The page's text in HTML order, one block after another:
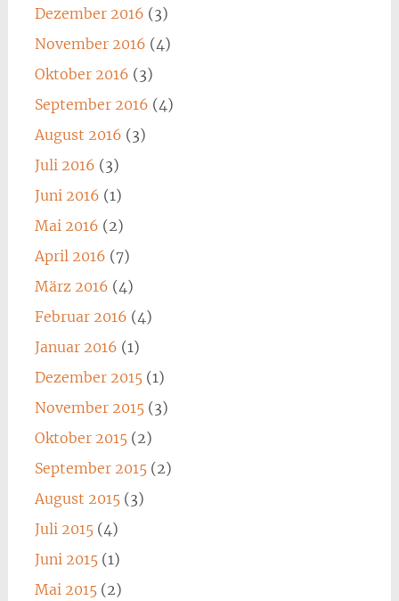
Dezember 2016 (3)
November 2016 (4)
Oktober 2016 (3)
September 2016 (4)
August 2016 (3)
Juli 2016 (3)
Juni 2016 (1)
Mai 2016 (2)
April 2016 (7)
März 2016 (4)
Februar 2016 (4)
Januar 2016 (1)
Dezember 2015(1)
November 2015(3)
Oktober 2015(2)
September 2015(2)
August 2015(3)
Juli 2015(4)
Juni 2015(1)
Mai 2015(2)